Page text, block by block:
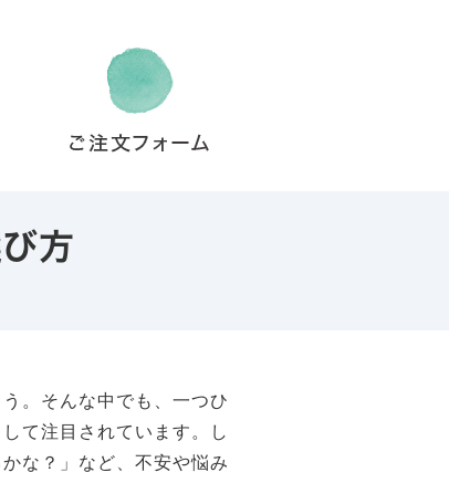
方
。そんな中でも、一つひ
て注目されています。し
な？」など、不安や悩み